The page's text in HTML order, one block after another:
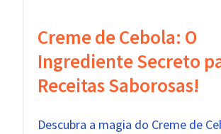
Creme de Cebola: O
Ingrediente Secreto
Receitas Saborosas!
Descubra a magia do Creme de